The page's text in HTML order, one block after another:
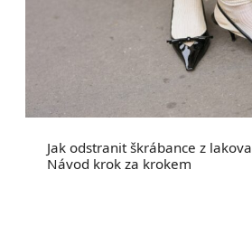
Jak odstranit škrábance z
Návod krok za krokem